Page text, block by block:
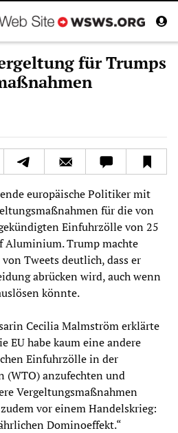
für Trumps
europäische Politiker mit
für die von
Einfuhrzölle von 25
Aluminium. Trump machte
Tweets deutlich, dass er
abrücken wird, auch wenn
könnte.
Cecilia Malmström erklärte
EU habe kaum eine andere
Einfuhrzölle in der
(WTO) anzufechten und
Vergeltungsmaßnahmen
vor einem Handelskrieg:
Dominoeffekt.“